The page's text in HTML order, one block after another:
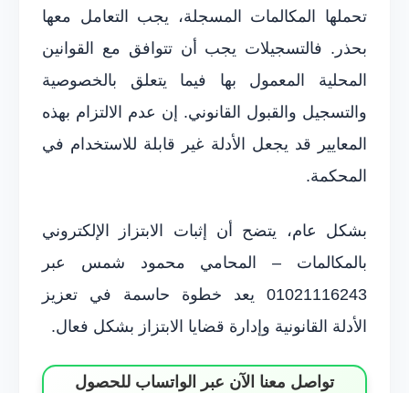
تحملها المكالمات المسجلة، يجب التعامل معها
بحذر. فالتسجيلات يجب أن تتوافق مع القوانين
المحلية المعمول بها فيما يتعلق بالخصوصية
والتسجيل والقبول القانوني. إن عدم الالتزام بهذه
المعايير قد يجعل الأدلة غير قابلة للاستخدام في
المحكمة.
بشكل عام، يتضح أن إثبات الابتزاز الإلكتروني
بالمكالمات – المحامي محمود شمس عبر
01021116243 يعد خطوة حاسمة في تعزيز
الأدلة القانونية وإدارة قضايا الابتزاز بشكل فعال.
تواصل معنا الآن عبر الواتساب للحصول